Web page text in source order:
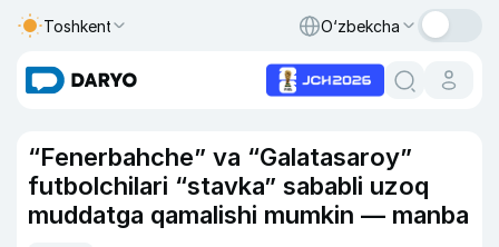
Toshkent O‘zbekcha
“Fenerbahche” va “Galatasaroy”
futbolchilari “stavka” sababli uzoq
muddatga qamalishi mumkin — manba